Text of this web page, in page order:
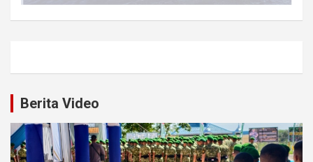
Berita Video